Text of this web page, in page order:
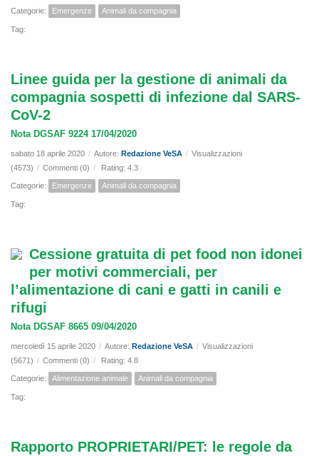
Categorie: Emergenze Animali da compagnia
Tag:
Linee guida per la gestione di animali da
compagnia sospetti di infezione dal SARS-
CoV-2
Nota DGSAF 9224 17/04/2020
sabato 18 aprile 2020 / Autore: Redazione VeSA / Visualizzazioni
(4573) / Commenti (0) / Rating: 4.3
Categorie: Emergenze Animali da compagnia
Tag:
Cessione gratuita di pet food non idonei
per motivi commerciali, per
l’alimentazione di cani e gatti in canili e
rifugi
Nota DGSAF 8665 09/04/2020
mercoledì 15 aprile 2020 / Autore: Redazione VeSA / Visualizzazioni
(5671) / Commenti (0) / Rating: 4.8
Categorie: Alimentazione animale Animali da compagnia
Tag:
Rapporto PROPRIETARI/PET: le regole da